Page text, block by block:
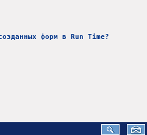
форм в Run Time?